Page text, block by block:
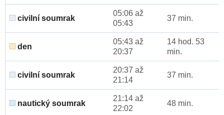
civilní soumrak
05:06 až
05:43
37 min.
den
05:43 až
20:37
14 hod. 53
min.
civilní soumrak
20:37 až
21:14
37 min.
nautický soumrak
21:14 až
22:02
48 min.